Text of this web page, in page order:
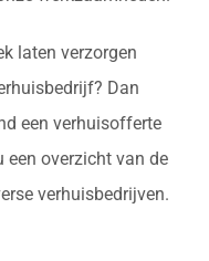
laten verzorgen
Dan
een verhuisofferte
een overzicht van de
verhuisbedrijven.